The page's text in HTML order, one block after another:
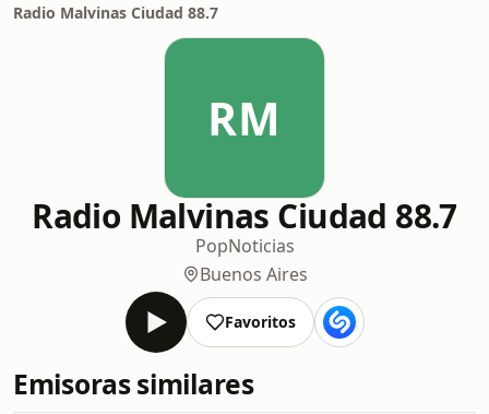
Radio Malvinas Ciudad 88.7
RM
Radio Malvinas Ciudad 88.7
PopNoticias
Buenos Aires
Favoritos
Emisoras similares